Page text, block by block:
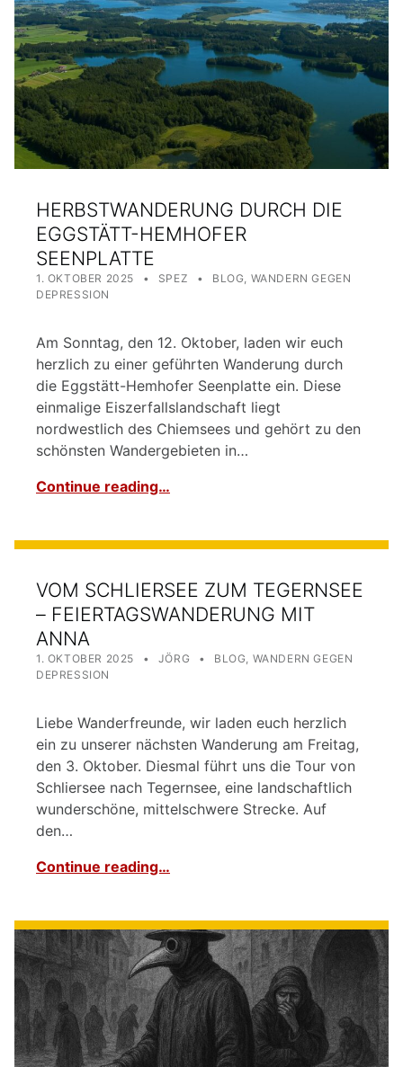
HERBSTWANDERUNG DURCH DIE
EGGSTÄTT-HEMHOFER
SEENPLATTE
POSTED ON:
1. OKTOBER 2025
WRITTEN BY:
SPEZ CATEGORIZED IN:
BLOG, WANDERN GEGEN
DEPRESSION
Am Sonntag, den 12. Oktober, laden wir euch
herzlich zu einer geführten Wanderung durch
die Eggstätt-Hemhofer Seenplatte ein. Diese
einmalige Eiszerfallslandschaft liegt
nordwestlich des Chiemsees und gehört zu den
schönsten Wandergebieten in…
Continue reading…
VOM SCHLIERSEE ZUM TEGERNSEE
– FEIERTAGSWANDERUNG MIT
ANNA
POSTED ON:
1. OKTOBER 2025
WRITTEN BY:
JÖRG CATEGORIZED IN:
BLOG, WANDERN GEGEN
DEPRESSION
Liebe Wanderfreunde, wir laden euch herzlich
ein zu unserer nächsten Wanderung am Freitag,
den 3. Oktober. Diesmal führt uns die Tour von
Schliersee nach Tegernsee, eine landschaftlich
wunderschöne, mittelschwere Strecke. Auf
den…
Continue reading…